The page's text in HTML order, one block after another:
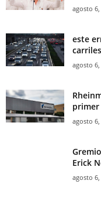
agosto 6,
este
agosto 6,
primer
agosto 6,
Erick
agosto 6,